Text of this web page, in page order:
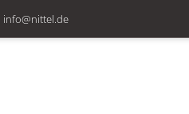
info@nittel.de